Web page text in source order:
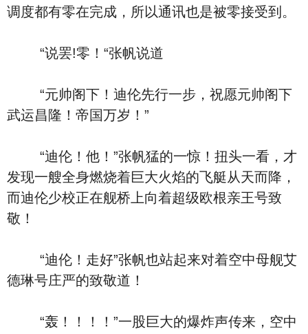
调度都有零在完成，所以通讯也是被零接受到。
“说罢!零！“张帆说道
“元帅阁下！迪伦先行一步，祝愿元帅阁下
武运昌隆！帝国万岁！”
“迪伦！他！”张帆猛的一惊！扭头一看，才
发现一艘全身燃烧着巨大火焰的飞艇从天而降，
而迪伦少校正在舰桥上向着超级欧根亲王号致
敬！
“迪伦！走好”张帆也站起来对着空中母舰艾
德琳号庄严的致敬道！
“轰！！！！”一股巨大的爆炸声传来，空中